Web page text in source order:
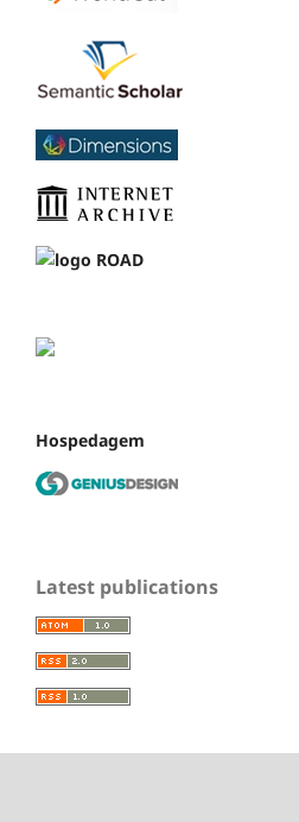
Hospedagem
Latest publications